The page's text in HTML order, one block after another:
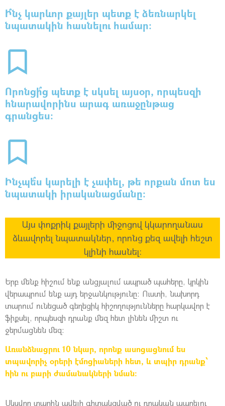
Ի՞նչ կարևոր քայլեր պետք է ձեռնարկել
նպատակին հասնելու համար:
Որոնցի՞ց պետք է սկսել այսօր, որպեսզի
հնարավորինս արագ առաջընթաց
գրանցես:
Ինչպե՞ս կարելի է չափել, թե որքան մոտ ես
նպատակի իրականացմանը:
Այս փոքրիկ քայլերի միջոցով կկարողանաս
ձևավորել նպատակներ, որոնց քեզ ավելի հեշտ
կլինի հասնել:
Երբ մենք հիշում ենք անցյալում ապրած պահերը, կրկին
վերապրում ենք այդ երջանկությունը: Ուստի, նախորդ
տարում ունեցած գեղեցիկ հիշողությունները հարկավոր է
ֆիքսել, որպեսզի դրանք մեզ հետ լինեն միշտ ու
ջերմացնեն մեզ:
Առանձնացրու 10 նկար, որոնք ասոցացնում ես
տպավորիչ օրերի էմոցիաների հետ, և տպիր դրանք՝
հին ու բարի ժամանակների նման:
Սկսվող տարին ավելի գիտակցված ու դրական ապրելու